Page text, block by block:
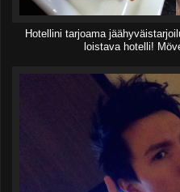
Hotellini tarjoama
loistava hotelli!